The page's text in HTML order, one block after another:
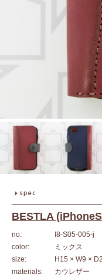
BESTLA
no:
I8-S05-005-j
color:
ミックス
size:
H15 × W9 ×
materials:
カウレザー